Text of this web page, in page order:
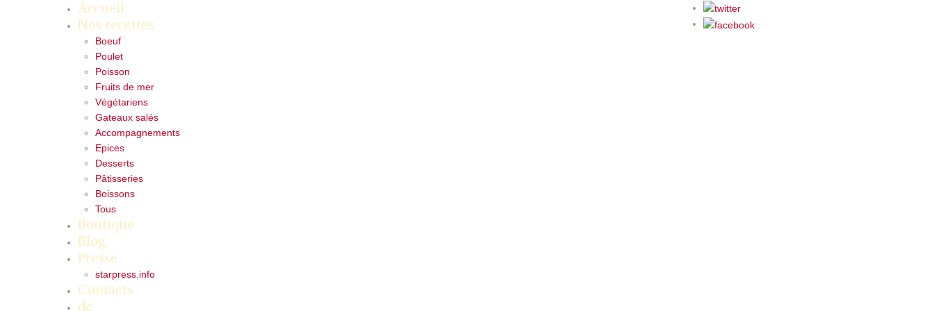
Accueil
Nos recettes
Boeuf
Poulet
Poisson
Fruits de mer
Végétariens
Gateaux salés
Accompagnements
Epices
Desserts
Pâtisseries
Boissons
Tous
Boutique
Blog
Presse
starpress.info
Contacts
de